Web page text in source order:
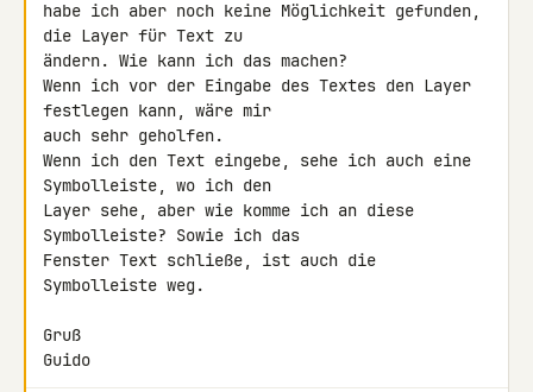
habe ich aber noch keine Möglichkeit gefunden,
die Layer für Text zu
ändern. Wie kann ich das machen?
Wenn ich vor der Eingabe des Textes den Layer
festlegen kann, wäre mir
auch sehr geholfen.
Wenn ich den Text eingebe, sehe ich auch eine
Symbolleiste, wo ich den
Layer sehe, aber wie komme ich an diese
Symbolleiste? Sowie ich das
Fenster Text schließe, ist auch die
Symbolleiste weg.
Gruß
Guido